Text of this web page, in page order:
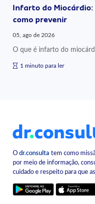
Infarto do Miocárdio:
como prevenir
05, ago de 2026
O que é infarto do
1 minuto para ler
Odr.consulta tem como
por meio de informação,
cuidado e respeito para que